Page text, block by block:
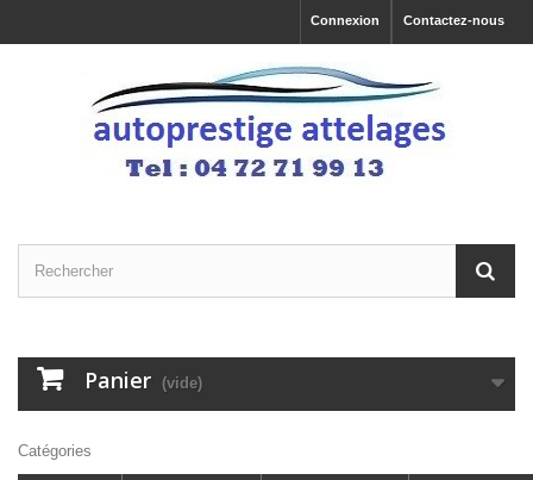
Contactez-nous
Connexion
Panier (vide)
Catégories